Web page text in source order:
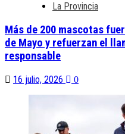
La Provincia
Más de 200 mascotas
de Mayo y refuerzan el
responsable
16 julio, 2026 0